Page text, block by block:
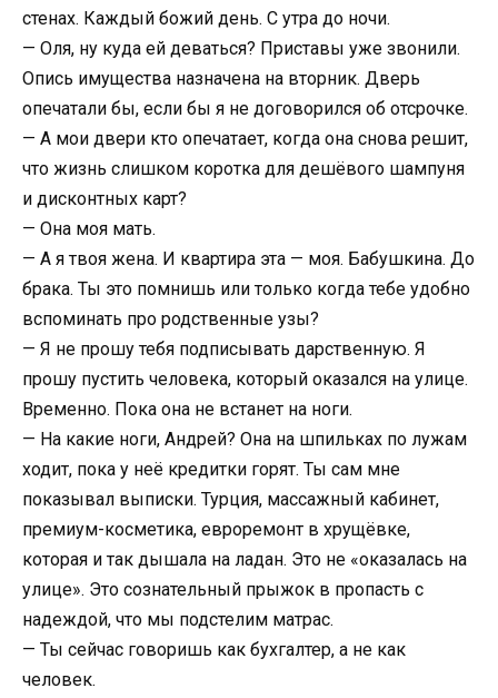
стенах. Каждый божий день. С утра до ночи.
— Оля, ну куда ей деваться? Приставы уже звонили.
Опись имущества назначена на вторник. Дверь
опечатали бы, если бы я не договорился об отсрочке.
— А мои двери кто опечатает, когда она снова решит,
что жизнь слишком коротка для дешёвого шампуня
и дисконтных карт?
— Она моя мать.
— А я твоя жена. И квартира эта — моя. Бабушкина. До
брака. Ты это помнишь или только когда тебе удобно
вспоминать про родственные узы?
— Я не прошу тебя подписывать дарственную. Я
прошу пустить человека, который оказался на улице.
Временно. Пока она не встанет на ноги.
— На какие ноги, Андрей? Она на шпильках по лужам
ходит, пока у неё кредитки горят. Ты сам мне
показывал выписки. Турция, массажный кабинет,
премиум-косметика, евроремонт в хрущёвке,
которая и так дышала на ладан. Это не «оказалась на
улице». Это сознательный прыжок в пропасть с
надеждой, что мы подстелим матрас.
— Ты сейчас говоришь как бухгалтер, а не как
человек.